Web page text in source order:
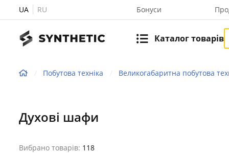
UA RU Бонуси
Каталог товарів
Побутова техніка Великогабаритна побутова
Духові шафи
Вибрано товарів: 118